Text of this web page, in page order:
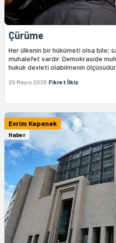
Çürüme
Her ülkenin bir hükümeti olsa bile;
muhalefet vardır. Demokraside
hukuk devleti olabilmenin ölçüsüdür.
25 Mayıs 2026 Fikret İlkiz
Evrim Kepenek
Haber